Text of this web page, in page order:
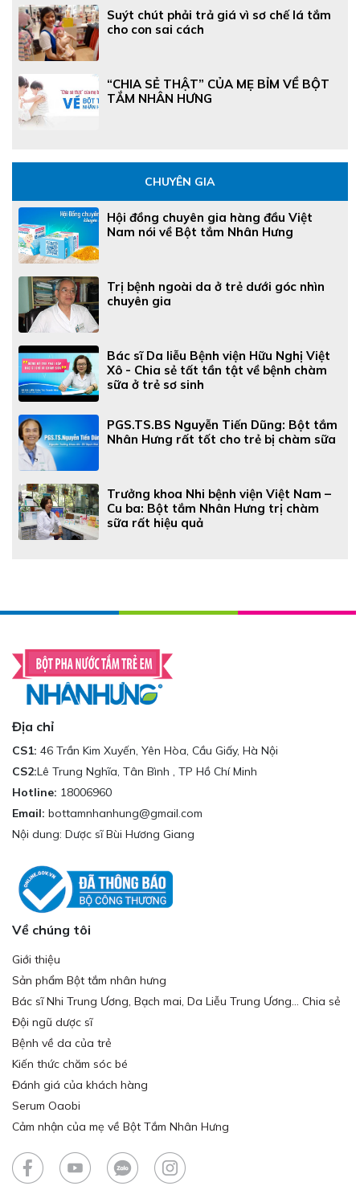
Suýt chút phải trả giá vì sơ chế lá tắm
cho con sai cách
“CHIA SẺ THẬT” CỦA MẸ BỈM VỀ BỘT
TẮM NHÂN HƯNG
CHUYÊN GIA
Hội đồng chuyên gia hàng đầu Việt
Nam nói về Bột tắm Nhân Hưng
Trị bệnh ngoài da ở trẻ dưới góc nhìn
chuyên gia
Bác sĩ Da liễu Bệnh viện Hữu Nghị Việt
Xô - Chia sẻ tất tần tật về bệnh chàm
sữa ở trẻ sơ sinh
PGS.TS.BS Nguyễn Tiến Dũng: Bột tắm
Nhân Hưng rất tốt cho trẻ bị chàm sữa
Trưởng khoa Nhi bệnh viện Việt Nam –
Cu ba: Bột tắm Nhân Hưng trị chàm
sữa rất hiệu quả
Địa chỉ
CS1: 46 Trần Kim Xuyến, Yên Hòa, Cầu Giấy, Hà Nội
CS2:Lê Trung Nghĩa, Tân Bình , TP Hồ Chí Minh
Hotline: 18006960
Email: bottamnhanhung@gmail.com
Nội dung: Dược sĩ Bùi Hương Giang
Về chúng tôi
Giới thiệu
Sản phẩm Bột tắm nhân hưng
Bác sĩ Nhi Trung Ương, Bạch mai, Da Liễu Trung Ương... Chia sẻ
Đội ngũ dược sĩ
Bệnh về da của trẻ
Kiến thức chăm sóc bé
Đánh giá của khách hàng
Serum Oaobi
Cảm nhận của mẹ về Bột Tắm Nhân Hưng